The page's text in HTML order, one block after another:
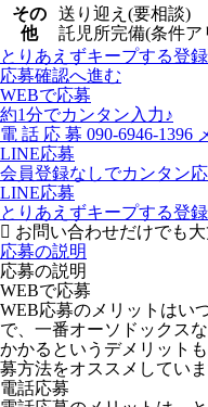
その
他
送り迎え(要相談)
託児所完備(条件ア
とりあえずキープする登
応募確認へ進む
WEBで応募
約1分でカンタン入力♪
電 話 応 募 090-6946-1396
LINE応募
会員登録なしでカンタン
LINE応募
とりあえずキープする登
お問い合わせだけでも
応募の説明
応募の説明
WEBで応募
WEB応募のメリットはい
で、一番オーソドックス
かかるというデメリット
募方法をオススメしてい
電話応募